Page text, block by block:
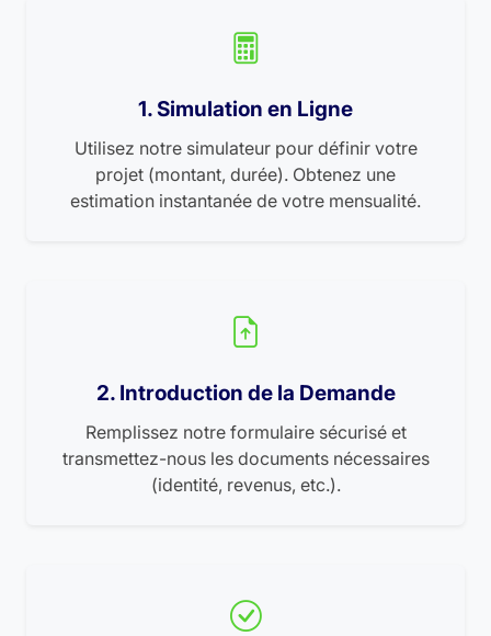
1. Simulation en Ligne
Utilisez notre simulateur pour définir votre
projet (montant, durée). Obtenez une
estimation instantanée de votre mensualité.
2. Introduction de la Demande
Remplissez notre formulaire sécurisé et
transmettez-nous les documents nécessaires
(identité, revenus, etc.).